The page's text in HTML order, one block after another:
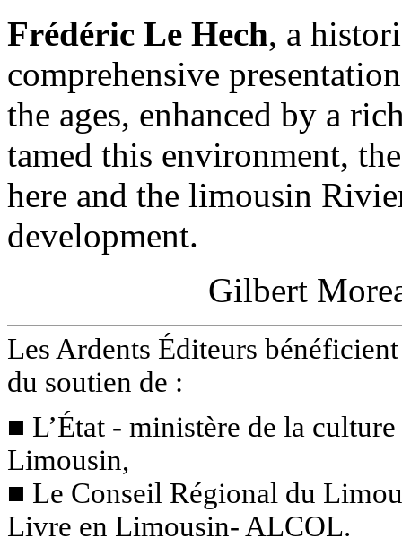
Frédéric Le Hech, a
comprehensive
the ages, enhanced by a
tamed this environment,
here and the limousin
development.
Gilbert
Les Ardents Éditeurs
du soutien de :
■ L’État - ministère de la
Limousin,
■ Le Conseil Régional du
Livre en Limousin- ALCOL.